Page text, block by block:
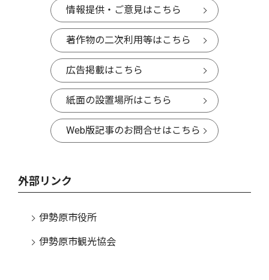
情報提供・ご意見はこちら
著作物の二次利用等はこちら
広告掲載はこちら
紙面の設置場所はこちら
Web版記事のお問合せはこちら
外部リンク
伊勢原市役所
伊勢原市観光協会